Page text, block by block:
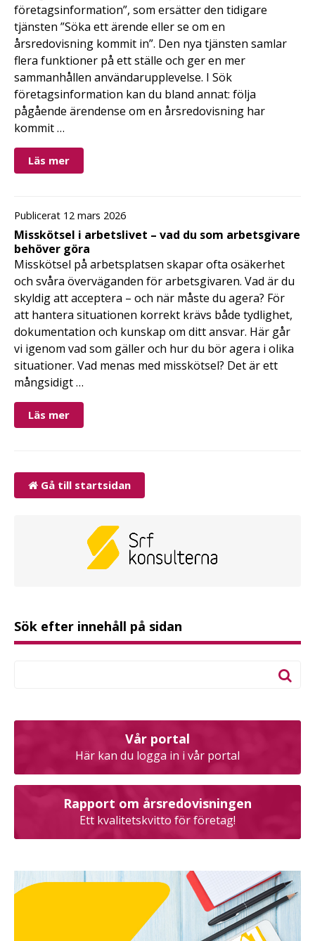
företagsinformation”, som ersätter den tidigare
tjänsten ”Söka ett ärende eller se om en
årsredovisning kommit in”. Den nya tjänsten samlar
flera funktioner på ett ställe och ger en mer
sammanhållen användarupplevelse. I Sök
företagsinformation kan du bland annat: följa
pågående ärendense om en årsredovisning har
kommit …
Läs mer
Publicerat 12 mars 2026
Misskötsel i arbetslivet – vad du som arbetsgivare
behöver göra
Misskötsel på arbetsplatsen skapar ofta osäkerhet
och svåra överväganden för arbetsgivaren. Vad är du
skyldig att acceptera – och när måste du agera? För
att hantera situationen korrekt krävs både tydlighet,
dokumentation och kunskap om ditt ansvar. Här går
vi igenom vad som gäller och hur du bör agera i olika
situationer. Vad menas med misskötsel? Det är ett
mångsidigt …
Läs mer
Gå till startsidan
Sök efter innehåll på sidan
Vår portal
Här kan du logga in i vår portal
Rapport om årsredovisningen
Ett kvalitetskvitto för företag!